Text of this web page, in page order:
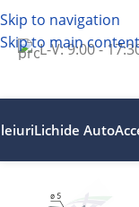
Skip to navigation
Skip to main content
L-V: 9:00 -
Lichide Auto